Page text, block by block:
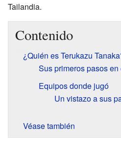
Tailandia.
Contenido
¿Quién es Terukazu
Sus primeros pasos en
Equipos donde jugó
Un vistazo a sus
Véase también